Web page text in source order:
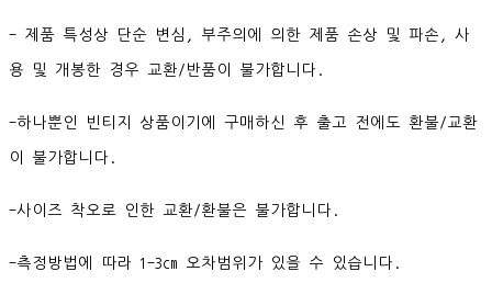
- 제품 특성상 단순 변심, 부주의에 의한 제품 손상 및 파손, 사
용 및 개봉한 경우 교환/반품이 불가합니다.
-하나뿐인 빈티지 상품이기에 구매하신 후 출고 전에도 환불/교환
이 불가합니다.
-사이즈 착오로 인한 교환/환불은 불가합니다.
-측정방법에 따라 1-3cm 오차범위가 있을 수 있습니다.